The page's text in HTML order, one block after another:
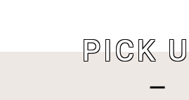
PICK